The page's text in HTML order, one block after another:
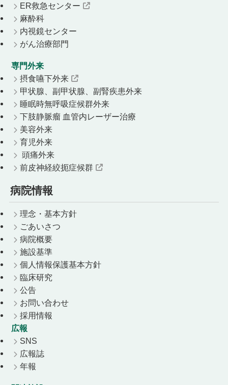
ER救急センター
麻酔科
内視鏡センター
がん治療部門
専門外来
摂食嚥下外来
甲状腺、副甲状腺、副腎疾患外来
睡眠時無呼吸症候群外来
下肢静脈瘤 血管内レーザー治療
美容外来
育児外来
頭痛外来
前皮神経絞扼症候群
病院情報
理念・基本方針
ごあいさつ
病院概要
施設基準
個人情報保護基本方針
臨床研究
公告
お問い合わせ
採用情報
広報
SNS
広報誌
年報